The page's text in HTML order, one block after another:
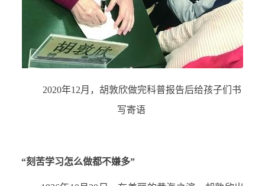
2020年12月，胡敦欣做完科普报告后给孩子们书
写寄语
“刻苦学习怎么做都不嫌多”